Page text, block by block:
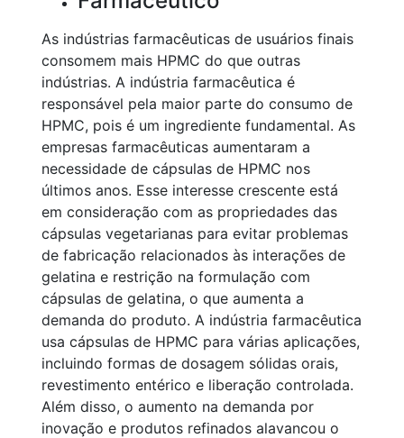
As indústrias farmacêuticas de usuários finais
consomem mais HPMC do que outras
indústrias. A indústria farmacêutica é
responsável pela maior parte do consumo de
HPMC, pois é um ingrediente fundamental. As
empresas farmacêuticas aumentaram a
necessidade de cápsulas de HPMC nos
últimos anos. Esse interesse crescente está
em consideração com as propriedades das
cápsulas vegetarianas para evitar problemas
de fabricação relacionados às interações de
gelatina e restrição na formulação com
cápsulas de gelatina, o que aumenta a
demanda do produto. A indústria farmacêutica
usa cápsulas de HPMC para várias aplicações,
incluindo formas de dosagem sólidas orais,
revestimento entérico e liberação controlada.
Além disso, o aumento na demanda por
inovação e produtos refinados alavancou o